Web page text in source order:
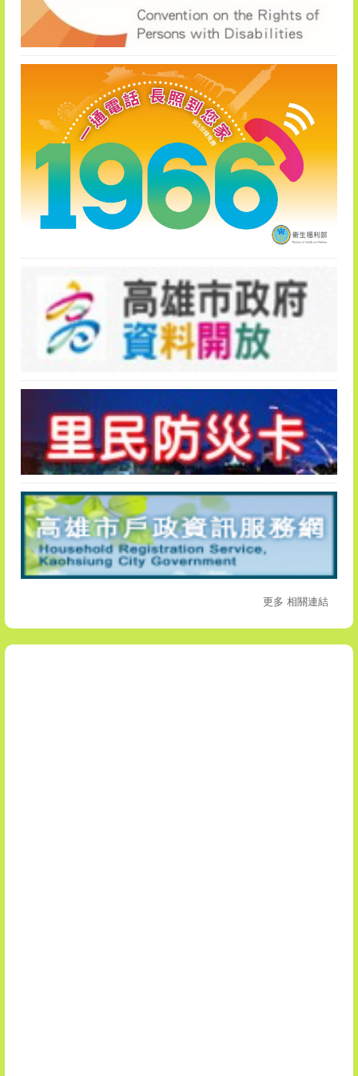
更多 相關連結